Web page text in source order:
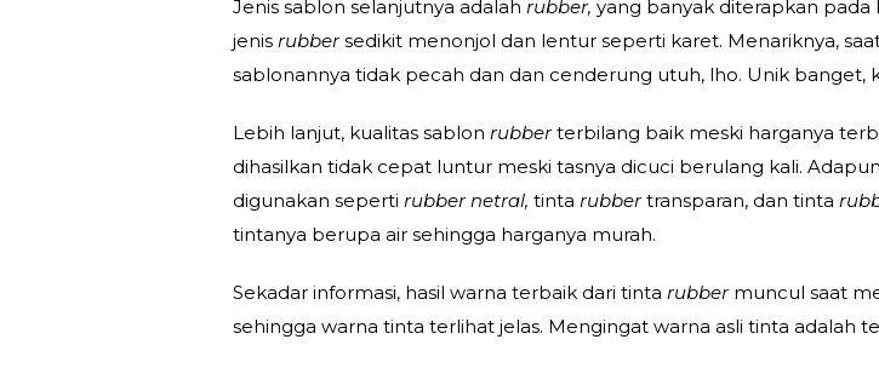
Jenis sablon selanjutnya adalah rubber,yang banyak diterapkan pada
jenis rubbersedikit menonjol dan lentur seperti karet. Menariknya,
sablonannya tidak pecah dan dan cenderung utuh, lho. Unik banget,
Lebih lanjut, kualitas sablon rubberterbilang baik meski harganya
dihasilkan tidak cepat luntur meski tasnya dicuci berulang kali.
digunakan seperti rubber netral,tinta rubbertransparan, dan tinta
tintanya berupa air sehingga harganya murah.
Sekadar informasi, hasil warna terbaik dari tinta rubber muncul saat
sehingga warna tinta terlihat jelas. Mengingat warna asli tinta adalah